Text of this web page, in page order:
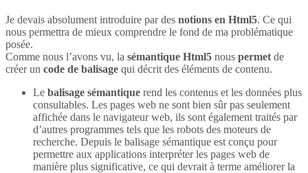
Je devais absolument introduire par des notions en Html5. Ce qui
nous permettra de mieux comprendre le fond de ma problématique
posée.
Comme nous l’avons vu, la sémantique Html5 nous permet de
créer un code de balisage qui décrit des éléments de contenu.
Le balisage sémantique rend les contenus et les données plus
consultables. Les pages web ne sont bien sûr pas seulement
affichée dans le navigateur web, ils sont également traités par
d’autres programmes tels que les robots des moteurs de
recherche. Depuis le balisage sémantique est conçu pour
permettre aux applications interpréter les pages web de
manière plus significative, ce qui devrait à terme améliorer la